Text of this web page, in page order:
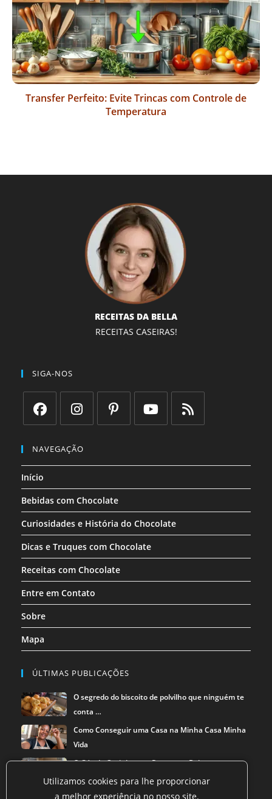
Transfer Perfeito: Evite Trincas com Controle de
Temperatura
RECEITAS DA BELLA
RECEITAS CASEIRAS!
SIGA-NOS
em
uma
nova
em
uma
uma
uma
uma
NAVEGAÇÃO
Início
Bebidas com Chocolate
Curiosidades e História do Chocolate
Dicas e Truques com Chocolate
Receitas com Chocolate
Entre em Contato
Sobre
Mapa
ÚLTIMAS PUBLICAÇÕES
O segredo do biscoito de polvilho que ninguém te
conta …
Como Conseguir uma Casa na Minha Casa Minha
Vida
O Gás de Cozinha que Pesava no Bolso — e a
Solução que …
Utilizamos cookies para lhe proporcionar
a melhor experiência no nosso site.